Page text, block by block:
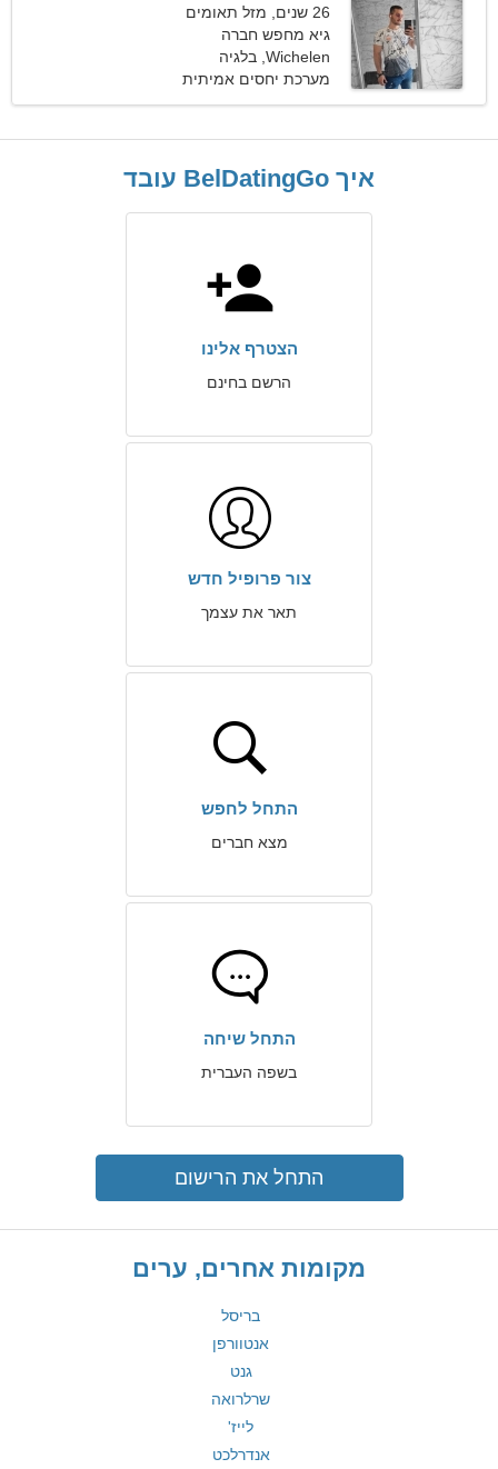
26 שנים, מזל תאומים
גיא מחפש חברה
Wichelen, בלגיה
מערכת יחסים אמיתית
איך BelDatingGo עובד
הצטרף אלינו
הרשם בחינם
צור פרופיל חדש
תאר את עצמך
התחל לחפש
מצא חברים
התחל שיחה
בשפה העברית
התחל את הרישום
מקומות אחרים, ערים
בריסל
אנטוורפן
גנט
שרלרואה
לייז'
אנדרלכט